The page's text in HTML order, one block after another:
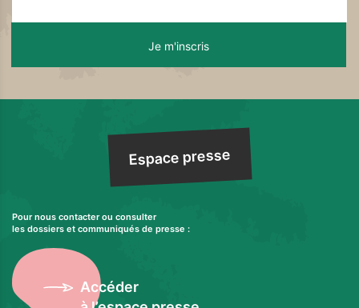
Espace presse
Pour nous contacter ou consulter
les dossiers et communiqués de presse :
Accéder